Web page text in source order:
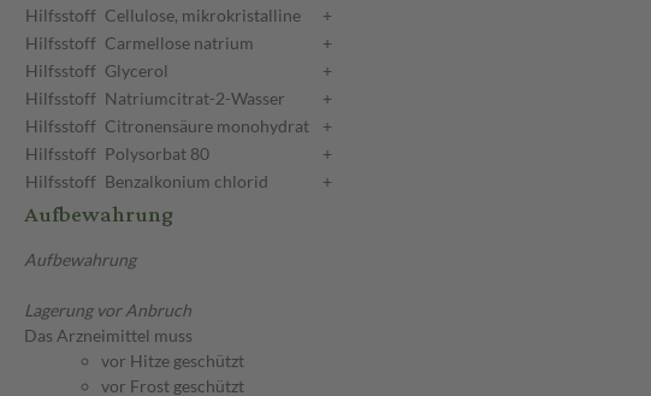
Hilfsstoff Cellulose, mikrokristalline
+
Hilfsstoff Carmellose natrium
+
Hilfsstoff Glycerol
+
Hilfsstoff Natriumcitrat-2-Wasser
+
Hilfsstoff Citronensäure monohydrat
+
Hilfsstoff Polysorbat 80
+
Hilfsstoff Benzalkonium chlorid +
Aufbewahrung
Aufbewahrung
Lagerung vor Anbruch
Das Arzneimittel muss
vor Hitze geschützt
vor Frost geschützt